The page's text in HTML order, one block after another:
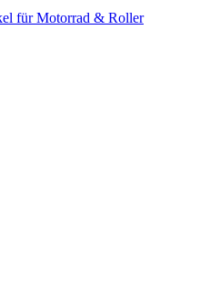
für Motorrad & Roller